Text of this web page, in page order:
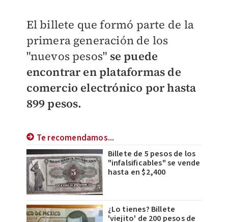
El billete que formó parte de la
primera generación de los
"nuevos pesos" se puede
encontrar en plataformas de
comercio electrónico por hasta
899 pesos.
Te recomendamos...
Billete de 5 pesos de los
"infalsificables" se vende
hasta en $2,400
¿Lo tienes? Billete
'viejito' de 200 pesos de